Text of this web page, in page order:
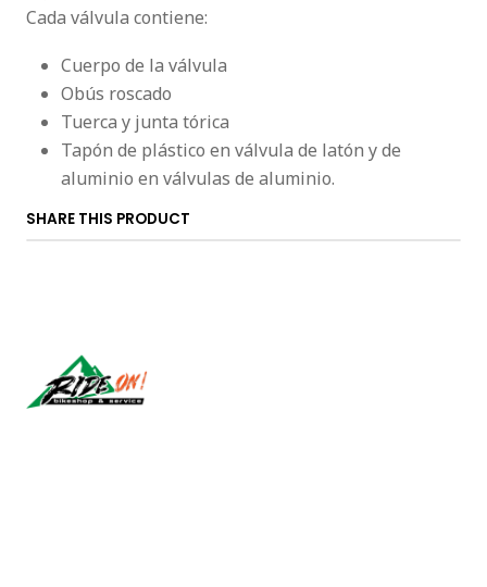
Cada válvula contiene:
Cuerpo de la válvula
Obús roscado
Tuerca y junta tórica
Tapón de plástico en válvula de latón y de
aluminio en válvulas de aluminio.
SHARE THIS PRODUCT